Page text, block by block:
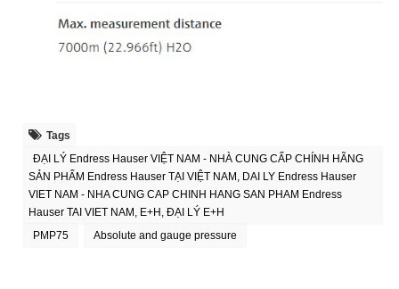
Tags
ĐẠI LÝ Endress Hauser VIỆT NAM - NHÀ CUNG CẤP CHÍNH HÃNG
SẢN PHẨM Endress Hauser TẠI VIỆT NAM, DAI LY Endress Hauser
VIET NAM - NHA CUNG CAP CHINH HANG SAN PHAM Endress
Hauser TAI VIET NAM, E+H, ĐẠI LÝ E+H
PMP75
Absolute and gauge pressure